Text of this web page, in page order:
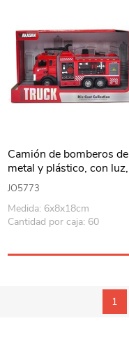
Camión de bomberos de
metal y plástico, con luz,
lanza agua, en caja
JO5773
Medida: 6x8x18cm
Cantidad por caja: 60
1